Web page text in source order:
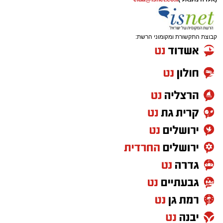
שבהם לומדים מאות בחורי ישיבות ומתעלים
בתורה גם בימי החופש.
במופע סיום בין הזמנים שישולב עם מלווה מלכה
בנצי שטיין, יצחק בן ארזה ושמוליק קליין בליווי
תזמורת מורחבת בניצוחו של מאסטרו דני אבידני.
קבוצת התקשורת ומקומוני הרשת: